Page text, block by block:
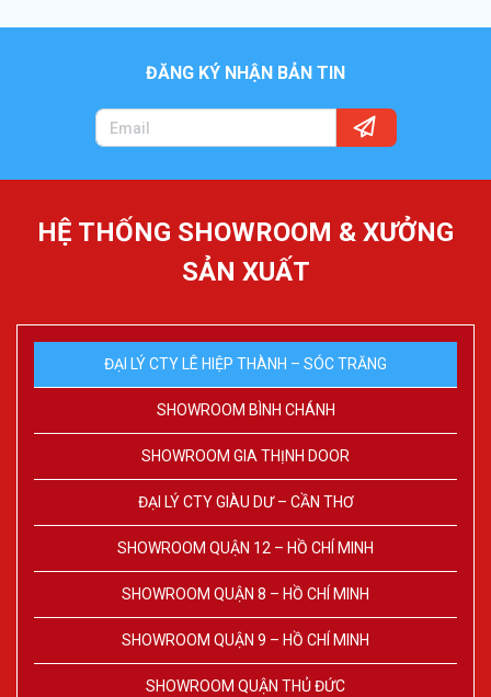
ĐĂNG KÝ NHẬN BẢN TIN
HỆ THỐNG SHOWROOM & XƯỞNG
SẢN XUẤT
ĐẠI LÝ CTY LÊ HIỆP THÀNH – SÓC TRĂNG
SHOWROOM BÌNH CHÁNH
SHOWROOM GIA THỊNH DOOR
ĐẠI LÝ CTY GIÀU DƯ – CẦN THƠ
SHOWROOM QUẬN 12 – HỒ CHÍ MINH
SHOWROOM QUẬN 8 – HỒ CHÍ MINH
SHOWROOM QUẬN 9 – HỒ CHÍ MINH
SHOWROOM QUẬN THỦ ĐỨC